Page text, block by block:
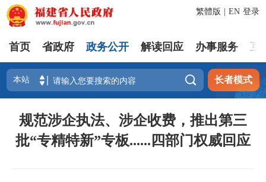
登录
繁體版 EN
首页 省政府 政务公开 解读回应 办事服务 互
 长者模式
规范涉企执法、涉企收费，推出第三
批“专精特新”专板......四部门权威回应